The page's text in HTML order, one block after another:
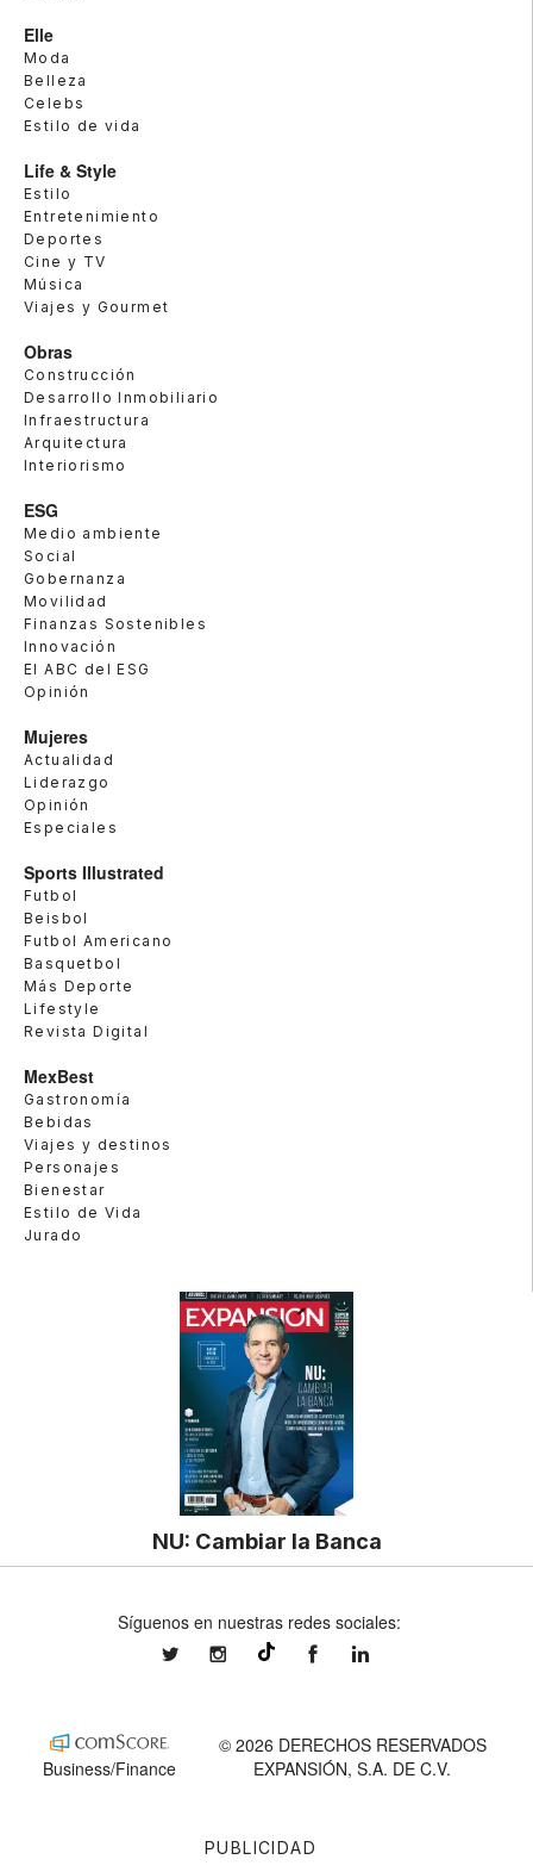
Elle
Moda
Belleza
Celebs
Estilo de vida
Life & Style
Estilo
Entretenimiento
Deportes
Cine y TV
Música
Viajes y Gourmet
Obras
Construcción
Desarrollo Inmobiliario
Infraestructura
Arquitectura
Interiorismo
ESG
Medio ambiente
Social
Gobernanza
Movilidad
Finanzas Sostenibles
Innovación
El ABC del ESG
Opinión
Mujeres
Actualidad
Liderazgo
Opinión
Especiales
Sports Illustrated
Futbol
Beisbol
Futbol Americano
Basquetbol
Más Deporte
Lifestyle
Revista Digital
MexBest
Gastronomía
Bebidas
Viajes y destinos
Personajes
Bienestar
Estilo de Vida
Jurado
NU: Cambiar la Banca
PUBLICIDAD
Síguenos en nuestras redes sociales:
expansionmxexpansionmx ExpansionMex
Business/Finance
© 2026 DERECHOS RESERVADOS
EXPANSIÓN, S.A. DE C.V.